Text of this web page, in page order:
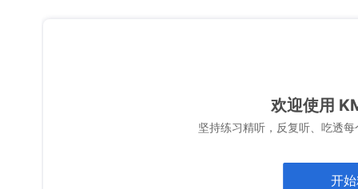
欢迎使用
坚持练习精听，反复听、吃透
开